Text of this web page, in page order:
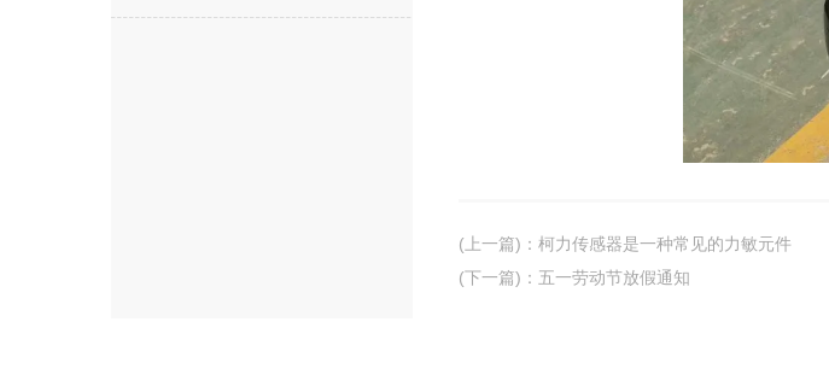
(上一篇) ： 柯力传感器是一种常见的力敏元件
(下一篇) ： 五一劳动节放假通知